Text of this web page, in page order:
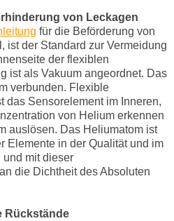
von Leckagen
für die Beförderung von
ist der Standard zur Vermeidung
der flexiblen
ist als Vakuum angeordnet. Das
verbunden. Flexible
das Sensorelement im Inneren,
von Helium erkennen
auslösen. Das Heliumatom ist
Elemente in der Qualität und im
und mit dieser
die Dichtheit des Absoluten
Rückstände